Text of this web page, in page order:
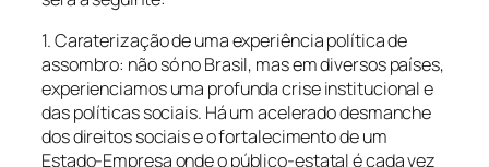
1. Caraterização de uma experiência política de
assombro: não só no Brasil, mas em diversos países,
experienciamos uma profunda crise institucional e
das políticas sociais. Há um acelerado desmanche
dos direitos sociais e o fortalecimento de um
Estado-Empresa onde o público-estatal é cada vez